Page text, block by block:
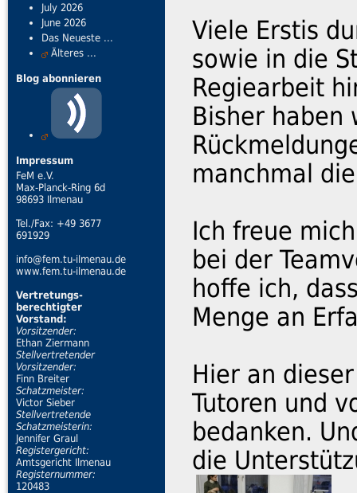
July 2026
June 2026
Das Neueste ...
Älteres ...
Blog abonnieren
Impressum
FeM e.V.
Max-Planck-Ring 6d
98693 Ilmenau
Tel./Fax: +49 3677
691929
info@fem.tu-ilmenau.de
www.fem.tu-ilmenau.de
Vertretungs-
berechtigter
Vorstand:
Vorsitzender:
Ethan Ziermann
Stellvertretender
Vorsitzender:
Finn Breiter
Schatzmeister:
Victor Sieber
Stellvertretende
Schatzmeisterin:
Jennifer Graul
Registergericht:
Amtsgericht Ilmenau
Registernummer:
120483
Viele Erstis
sowie in die
Regiearbeit
Bisher haben
manchmal
Ich freue
bei der
hoffe ich,
Menge an
Hier an
Tutoren und
bedanken.
die